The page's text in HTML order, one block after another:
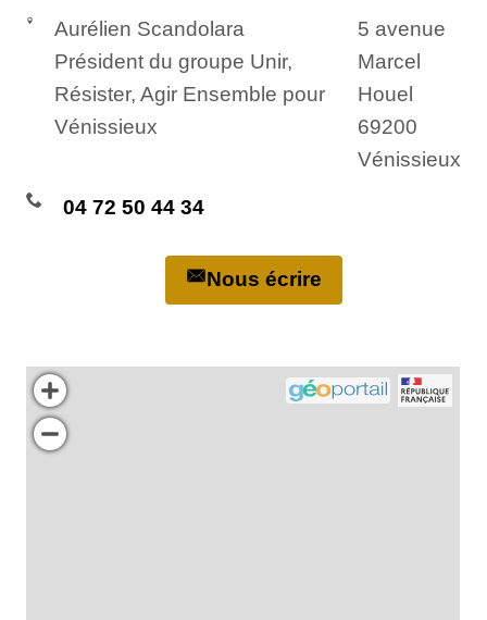
Aurélien Scandolara
Président du groupe Unir,
Résister, Agir Ensemble pour
Vénissieux
5 avenue
Marcel
Houel
69200
Vénissieux
04 72 50 44 34
Nous écrire